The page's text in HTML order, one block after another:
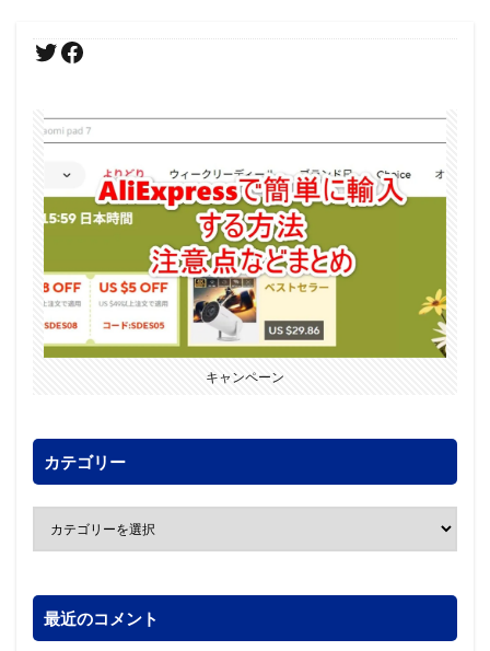
キャンペーン
カテゴリー
最近のコメント